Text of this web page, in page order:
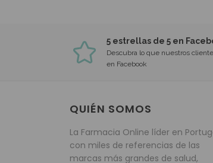
5 estrellas de 5 en
Descubra lo que nuestros
en Facebook
QUIÉN SOMOS
La Farmacia Online líder en
con miles de referencias de las
marcas más grandes de salud,